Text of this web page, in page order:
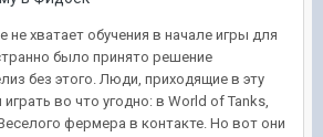
не хватает обучения в начале игры для
было принято решение
без этого. Люди, приходящие в эту
играть во что угодно: в World of Tanks,
фермера в контакте. Но вот они